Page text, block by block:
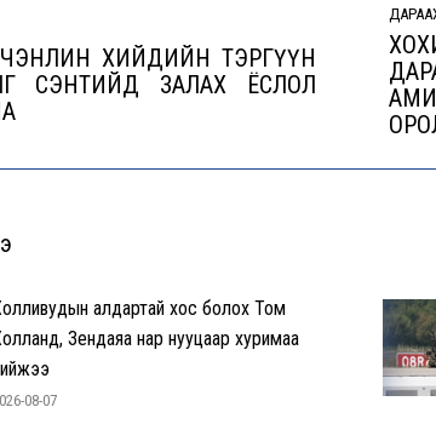
ХИЙДИЙН ТЭРГҮҮН
СЭНТИЙД ЗАЛАХ ЁСЛОЛ
Next
post:
алдартай хос болох Том
Зендаяа нар нууцаар хуримаа
08-07